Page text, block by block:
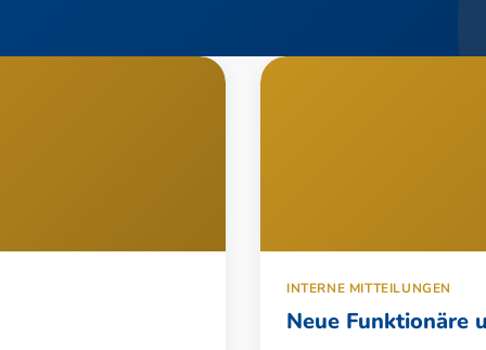
INTERNE MITTEILUNGEN
Neue Funktionäre